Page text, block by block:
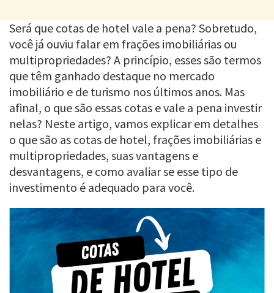
Será que cotas de hotel vale a pena? Sobretudo,
você já ouviu falar em frações imobiliárias ou
multipropriedades? A princípio, esses são termos
que têm ganhado destaque no mercado
imobiliário e de turismo nos últimos anos. Mas
afinal, o que são essas cotas e vale a pena investir
nelas? Neste artigo, vamos explicar em detalhes
o que são as cotas de hotel, frações imobiliárias e
multipropriedades, suas vantagens e
desvantagens, e como avaliar se esse tipo de
investimento é adequado para você.